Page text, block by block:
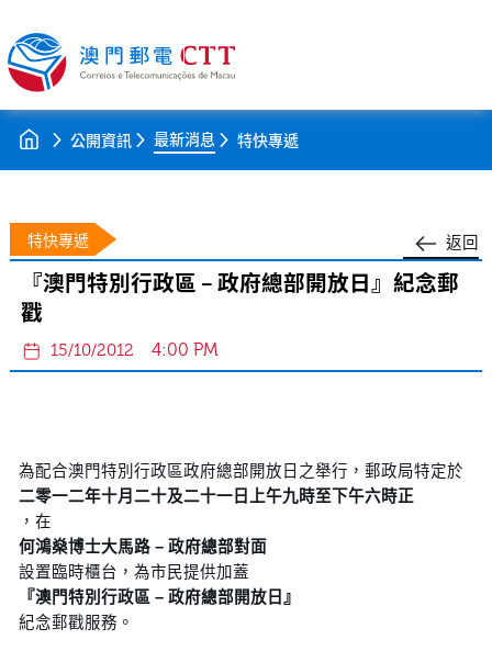
公開資訊 最新消息 特快專遞
返回
特快專遞
『澳門特別行政區 – 政府總部開放日』紀念郵
戳
15/10/2012 4:00 PM
為配合澳門特別行政區政府總部開放日之舉行，郵政局特定於
二零一二年十月二十及二十一日上午九時至下午六時正
，在
何鴻燊博士大馬路 – 政府總部對面
設置臨時櫃台，為市民提供加蓋
『澳門特別行政區 – 政府總部開放日』
紀念郵戳服務。